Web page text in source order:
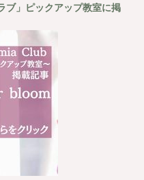
ブ」ピックアップ教室に掲